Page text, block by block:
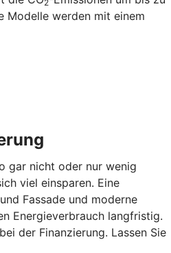
2
Modelle werden mit einem
gar nicht oder nur wenig
viel einsparen. Eine
Fassade und moderne
Energieverbrauch langfristig.
der Finanzierung. Lassen Sie